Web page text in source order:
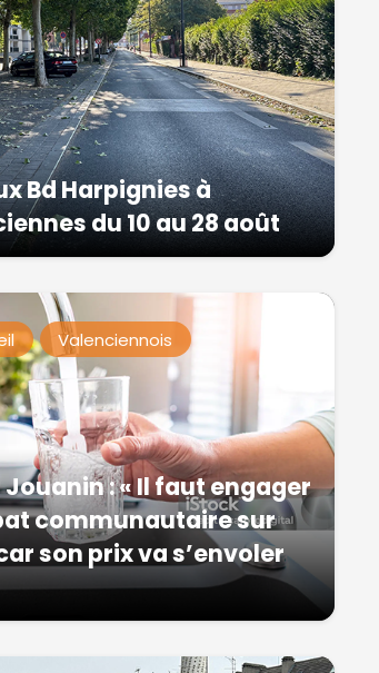
Bd Harpignies à
du 10 au 28 août
Valenciennois
: « Il faut engager
communautaire sur
son prix va s’envoler